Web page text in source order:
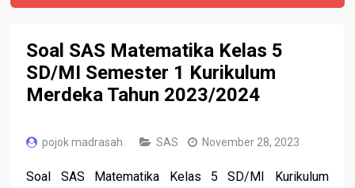
Soal SAS Matematika Kelas 5
SD/MI Semester 1 Kurikulum
Merdeka Tahun 2023/2024
pojok madrasah SAS November 28, 2023
Soal SAS Matematika Kelas 5 SD/MI Kurikulum